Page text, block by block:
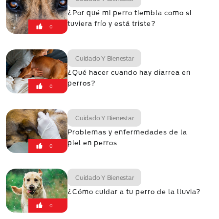
0
¿Por qué mi perro tiembla como si
tuviera frío y está triste?
0
Cuidado Y Bienestar
¿Qué hacer cuando hay diarrea en
perros?
0
Cuidado Y Bienestar
Problemas y enfermedades de la
piel en perros
0
Cuidado Y Bienestar
¿Cómo cuidar a tu perro de la lluvia?